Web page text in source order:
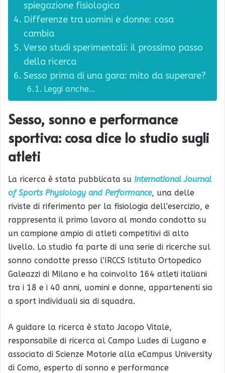
spiegazione fisiologica
Differenze tra uomini e donne: cosa
cambia
Verso studi sperimentali: il prossimo passo
della ricerca
Sesso prima di una gara: mito da superare?
Leggi anche…
Sesso, sonno e performance
sportiva: cosa dice lo studio sugli
atleti
La ricerca è stata pubblicata su International Journal
of Sports Physiology and Performance, una delle
riviste di riferimento per la fisiologia dell’esercizio, e
rappresenta il primo lavoro al mondo condotto su
un campione ampio di atleti competitivi di alto
livello. Lo studio fa parte di una serie di ricerche sul
sonno condotte presso l’IRCCS Istituto Ortopedico
Galeazzi di Milano e ha coinvolto 164 atleti italiani
tra i 18 e i 40 anni, uomini e donne, appartenenti sia
a sport individuali sia di squadra.
A guidare la ricerca è stato Jacopo Vitale,
responsabile di ricerca al Campo Ludes di Lugano e
associato di Scienze Motorie alla eCampus University
di Como, esperto di sonno e performance